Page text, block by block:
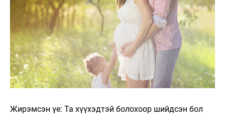
Жирэмсэн үе: Та хүүхэдтэй болохоор шийдсэн бол